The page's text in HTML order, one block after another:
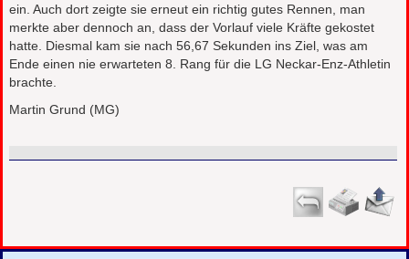
ein. Auch dort zeigte sie erneut ein richtig gutes Rennen, man
merkte aber dennoch an, dass der Vorlauf viele Kräfte gekostet
hatte. Diesmal kam sie nach 56,67 Sekunden ins Ziel, was am
Ende einen nie erwarteten 8. Rang für die LG Neckar-Enz-Athletin
brachte.
Martin Grund (MG)